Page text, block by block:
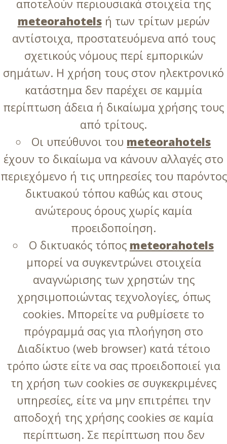
αποτελούν περιουσιακά στοιχεία της
meteorahotelsή των τρίτων μερών
αντίστοιχα, προστατευόμενα από τους
σχετικούς νόμους περί εμπορικών
σημάτων. Η χρήση τους στον ηλεκτρονικό
κατάστημα δεν παρέχει σε καμμία
περίπτωση άδεια ή δικαίωμα χρήσης τους
από τρίτους.
Οι υπεύθυνοι του meteorahotels
έχουν το δικαίωμα να κάνουν αλλαγές στο
περιεχόμενο ή τις υπηρεσίες του παρόντος
δικτυακού τόπου καθώς και στους
ανώτερους όρους χωρίς καμία
προειδοποίηση.
Ο δικτυακός τόπος meteorahotels
μπορεί να συγκεντρώνει στοιχεία
αναγνώρισης των χρηστών της
χρησιμοποιώντας τεχνολογίες, όπως
cookies. Μπορείτε να ρυθμίσετε το
πρόγραμμά σας για πλοήγηση στο
Διαδίκτυο (web browser) κατά τέτοιο
τρόπο ώστε είτε να σας προειδοποιεί για
τη χρήση των cookies σε συγκεκριμένες
υπηρεσίες, είτε να μην επιτρέπει την
αποδοχή της χρήσης cookies σε καμία
περίπτωση. Σε περίπτωση που δεν